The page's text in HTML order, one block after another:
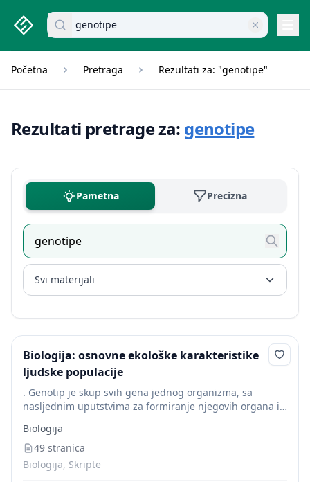
studenti.rs home page
Pretraži dokumente
Početna Pretraga Rezultati za: "genotipe"
Rezultati pretrage za: genotipe
Pametna Precizna
Svi materijali
Biologija: osnovne ekološke karakteristike
ljudske populacije
. Genotip je skup svih gena jednog organizma, sa
nasljednim uputstvima za formiranje njegovih organa i
organizma čine njegov fenotip. Organizam ne...
Biologija
49 stranica
Biologija, Skripte